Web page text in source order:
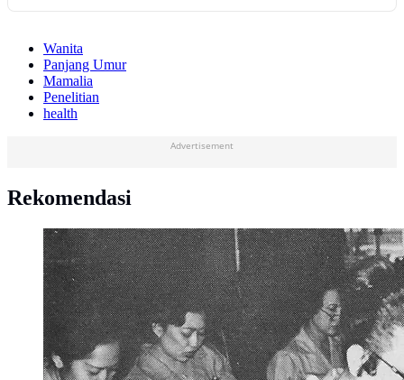
Wanita
Panjang Umur
Mamalia
Penelitian
health
Advertisement
Rekomendasi